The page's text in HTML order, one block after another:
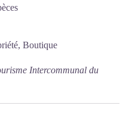
Boutique
Intercommunal du